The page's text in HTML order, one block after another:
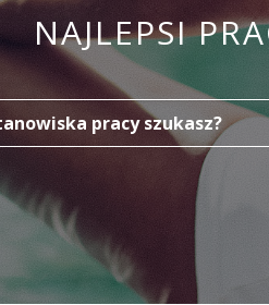
NAJLEPSI